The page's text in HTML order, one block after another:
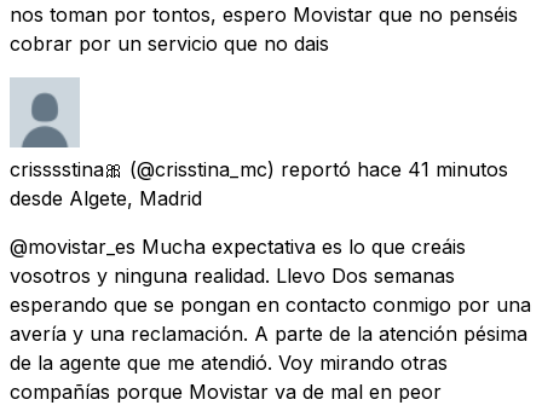
nos toman por tontos, espero Movistar que no penséis
cobrar por un servicio que no dais
crisssstina🎀 (@crisstina_mc) reportó hace 41 minutos
desde Algete, Madrid
@movistar_es Mucha expectativa es lo que creáis
vosotros y ninguna realidad. Llevo Dos semanas
esperando que se pongan en contacto conmigo por una
avería y una reclamación. A parte de la atención pésima
de la agente que me atendió. Voy mirando otras
compañías porque Movistar va de mal en peor